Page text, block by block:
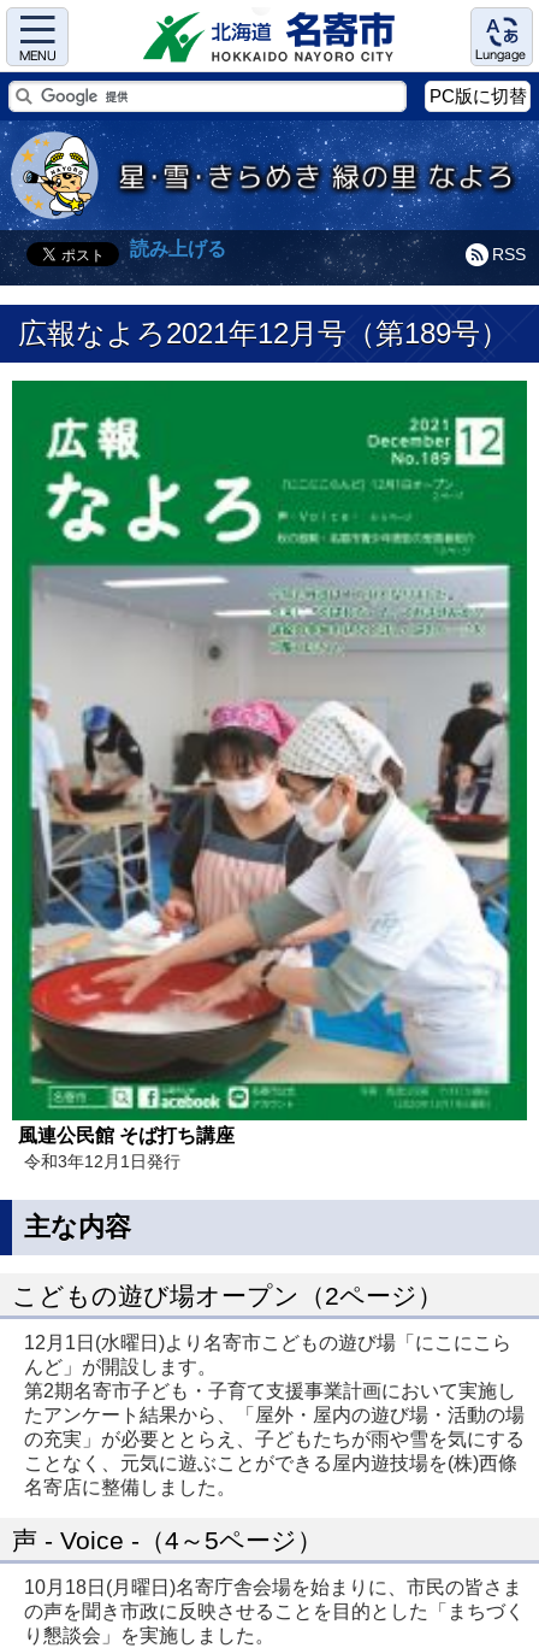
Menu Language
PC版に切替
RSS
読み上げる
広報なよろ2021年12月号（第189号）
風連公民館 そば打ち講座
令和3年12月1日発行
主な内容
こどもの遊び場オープン（2ページ）
12月1日(水曜日)より名寄市こどもの遊び場「にこにこら
んど」が開設します。
第2期名寄市子ども・子育て支援事業計画において実施し
たアンケート結果から、「屋外・屋内の遊び場・活動の場
の充実」が必要ととらえ、子どもたちが雨や雪を気にする
ことなく、元気に遊ぶことができる屋内遊技場を(株)西條
名寄店に整備しました。
声 - Voice -（4～5ページ）
10月18日(月曜日)名寄庁舎会場を始まりに、市民の皆さま
の声を聞き市政に反映させることを目的とした「まちづく
り懇談会」を実施しました。